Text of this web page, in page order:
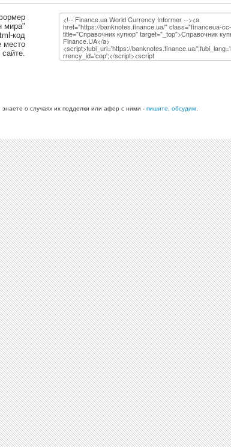
мира"
код
место
знаете о случаях их подделки или афер с ними - пишите, обсудим